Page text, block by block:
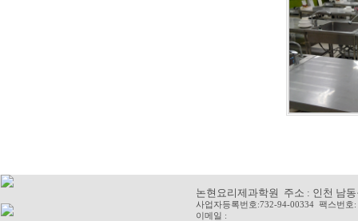
논현요리제과학원 주소 : 인천 남
사업자등록번호:732-94-00334 팩스번
이메일 :